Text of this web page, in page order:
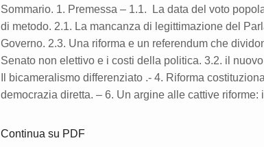
Sommario. 1. Premessa – 1.1. La data del voto
di metodo. 2.1. La mancanza di legittimazione del
Governo. 2.3. Una riforma e un referendum che
Senato non elettivo e i costi della politica. 3.2. il
Il bicameralismo differenziato .- 4. Riforma
democrazia diretta. – 6. Un argine alle cattive riforme:
Continua su PDF